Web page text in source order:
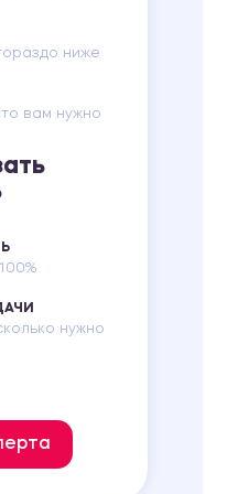
ниже
вам нужно
нужно